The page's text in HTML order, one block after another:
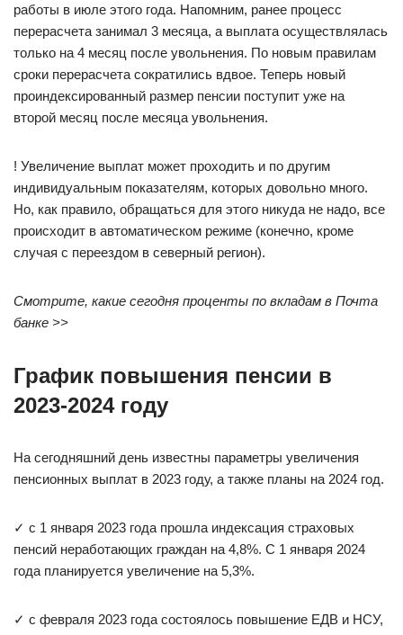
работы в июле этого года. Напомним, ранее процесс
перерасчета занимал 3 месяца, а выплата осуществлялась
только на 4 месяц после увольнения. По новым правилам
сроки перерасчета сократились вдвое. Теперь новый
проиндексированный размер пенсии поступит уже на
второй месяц после месяца увольнения.
! Увеличение выплат может проходить и по другим
индивидуальным показателям, которых довольно много.
Но, как правило, обращаться для этого никуда не надо, все
происходит в автоматическом режиме (конечно, кроме
случая с переездом в северный регион).
Смотрите, какие сегодня проценты по вкладам в Почта
банке >>
График повышения пенсии в
2023-2024 году
На сегодняшний день известны параметры увеличения
пенсионных выплат в 2023 году, а также планы на 2024 год.
✓ с 1 января 2023 года прошла индексация страховых
пенсий неработающих граждан на 4,8%. С 1 января 2024
года планируется увеличение на 5,3%.
✓ с февраля 2023 года состоялось повышение ЕДВ и НСУ,